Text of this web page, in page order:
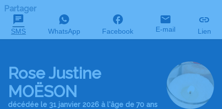
Partager
SMS WhatsApp Facebook E-mail Lien
Rose Justine
MOËSON
décédée le 31 janvier 2026 à l'âge de 70 ans